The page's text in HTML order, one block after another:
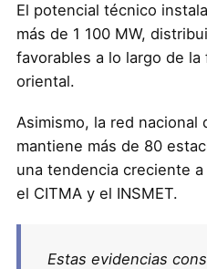
El potencial técnico
más de 1 100 MW,
favorables a lo largo de
oriental.
Asimismo, la red nacional
mantiene más de 80
una tendencia creciente
el CITMA y el INSMET.
Estas evidencias